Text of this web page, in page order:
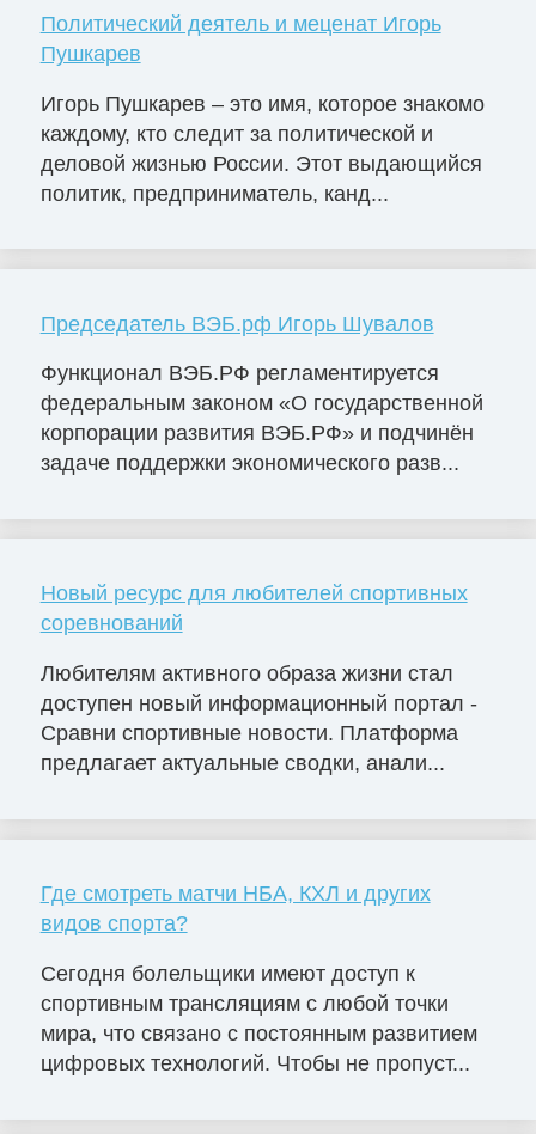
Политический деятель и меценат Игорь
Пушкарев
Игорь Пушкарев – это имя, которое знакомо
каждому, кто следит за политической и
деловой жизнью России. Этот выдающийся
политик, предприниматель, канд...
Председатель ВЭБ.рф Игорь Шувалов
Функционал ВЭБ.РФ регламентируется
федеральным законом «О государственной
корпорации развития ВЭБ.РФ» и подчинён
задаче поддержки экономического разв...
Новый ресурс для любителей спортивных
соревнований
Любителям активного образа жизни стал
доступен новый информационный портал -
Сравни спортивные новости. Платформа
предлагает актуальные сводки, анали...
Где смотреть матчи НБА, КХЛ и других
видов спорта?
Сегодня болельщики имеют доступ к
спортивным трансляциям с любой точки
мира, что связано с постоянным развитием
цифровых технологий. Чтобы не пропуст...